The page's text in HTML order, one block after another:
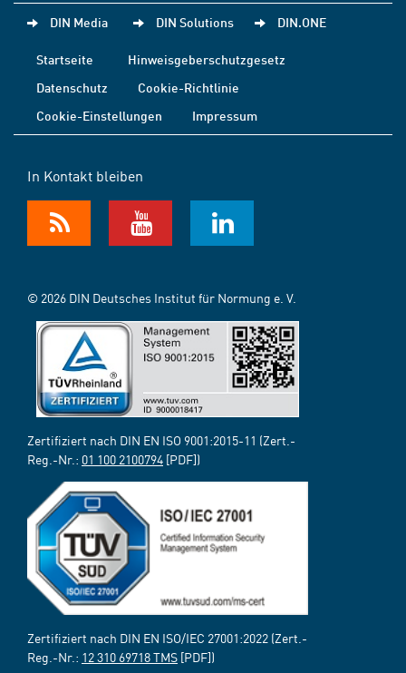
DIN Media DIN Solutions DIN.ONE
Startseite
Hinweisgeberschutzgesetz
Datenschutz
Cookie-Richtlinie
Cookie-Einstellungen
Impressum
In Kontakt bleiben
© 2026 DIN Deutsches Institut für Normung e. V.
Zertifiziert nach DIN EN ISO 9001:2015-11 (Zert.-
Reg.-Nr.: 01 100 2100794 [PDF])
Zertifiziert nach DIN EN ISO/IEC 27001:2022 (Zert.-
Reg.-Nr.: 12 310 69718 TMS [PDF])